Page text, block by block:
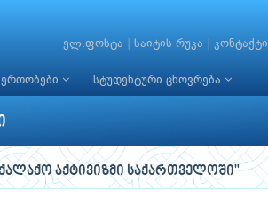
ელ.ფოსტა საიტის რუკა კონტაქტი
სტუდენტური ცხოვრება
აქტივიზმი საქართველოში"